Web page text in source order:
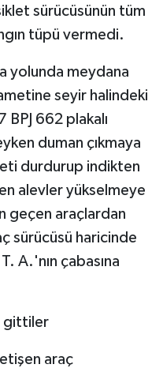
sürücüsünün tüm
tüpü vermedi.
yolunda meydana
seyir halindeki
BPJ 662 plakalı
duman çıkmaya
durdurup indikten
alevler yükselmeye
geçen araçlardan
sürücüsü haricinde
A.'nın çabasına
gittiler
araç